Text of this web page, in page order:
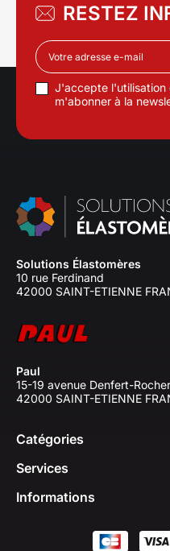
RESTEZ
J'accepte l'utilisation
m'abonner à la
Solutions Élastomères
10 rue Ferdinand
42000 SAINT-ETIENNE
Paul
15-19 avenue Denfert-
42000 SAINT-ETIENNE
Catégories
Services
Informations